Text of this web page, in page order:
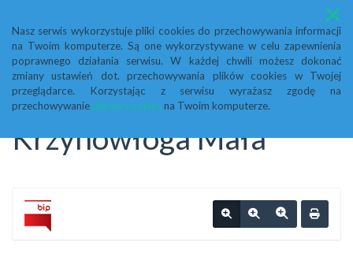
Nasz serwis wykorzystuje pliki cookies do przechowywania informacji
na Twoim komputerze. Są one wykorzystywane w celu zapewnienia
poprawnego działania serwisu. W każdej chwili możesz dokonać
zmiany ustawień dot. przechowywania plików cookies w Twojej
przeglądarce. Korzystając z serwisu wyrażasz zgodę na
przechowywanie plików cookiesna Twoim komputerze.
Menu
Biuletyn Informacji
Publicznej Urząd Gminy
Krzynowłoga Mała